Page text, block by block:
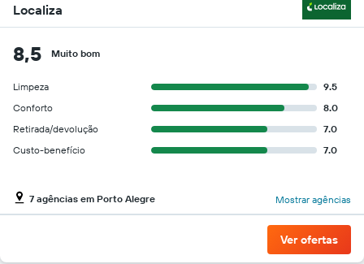
Localiza
8,5 Muito bom
Limpeza
9.5
Conforto
8.0
Retirada/devolução
7.0
Custo-benefício
7.0
7 agências em Porto Alegre Mostrar agências
Ver ofertas